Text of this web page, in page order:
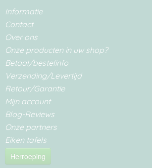
Informatie
Contact
Over ons
Onze producten in uw shop?
Betaal/bestelinfo
Verzending/Levertijd
Retour/Garantie
Mijn account
Blog-Reviews
Onze partners
Eiken tafels
Herroeping